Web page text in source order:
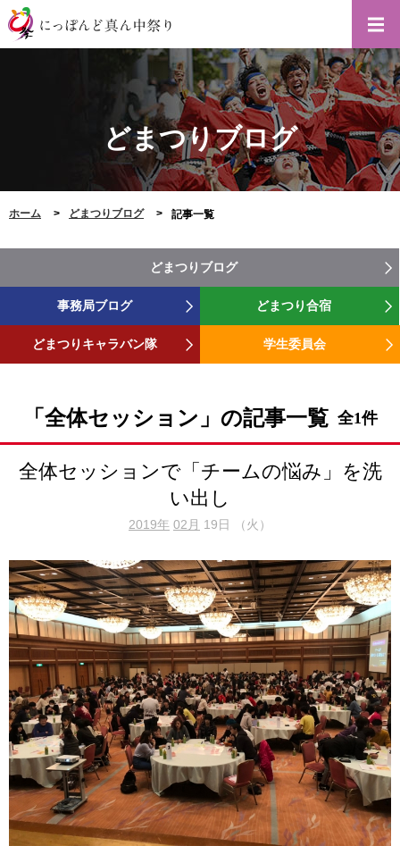
どまつりブログ
ホーム どまつりブログ 記事一覧
どまつりブログ
事務局ブログ どまつり合宿
どまつりキャラバン隊 学生委員会
「全体セッション」の記事一覧 全1件
全体セッションで「チームの悩み」を洗
い出し
2019年 02月 19日 （火）